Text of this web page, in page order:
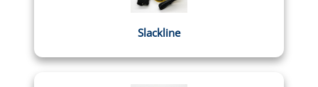
Slackline